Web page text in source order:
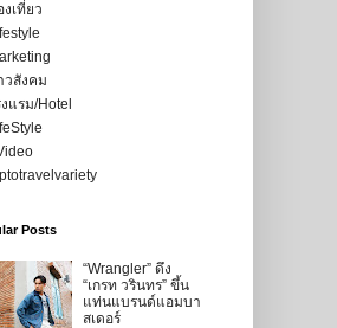
งเที่ยว
วสังคม
แรม/Hotel
Posts
“Wrangler” ดึง
“เกรท วรินทร” ขึ้น
แท่นแบรนด์แอมบา
สเดอร์